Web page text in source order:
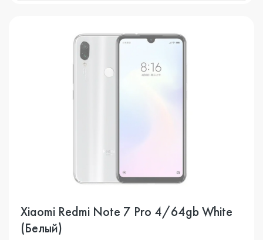
Xiaomi Redmi Note 7 Pro 4/64gb White
(Белый)